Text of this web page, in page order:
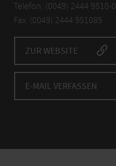
Telefon: (0049) 2444 9510-0
Fax: (0049) 2444 951085
ZUR WEBSITE
E-MAIL VERFASSEN